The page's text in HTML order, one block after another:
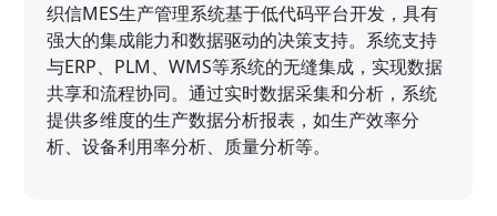
织信MES生产管理系统基于低代码平台开发，具有
强大的集成能力和数据驱动的决策支持。系统支持
与ERP、PLM、WMS等系统的无缝集成，实现数据
共享和流程协同。通过实时数据采集和分析，系统
提供多维度的生产数据分析报表，如生产效率分
析、设备利用率分析、质量分析等。